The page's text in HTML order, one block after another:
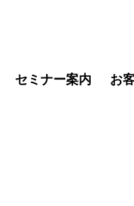
セミナー案内 お